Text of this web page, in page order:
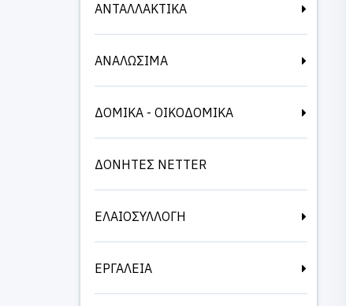
ΑΝΤΑΛΛΑΚΤΙΚΑ
ΑΝΑΛΩΣΙΜΑ
ΔΟΜΙΚΑ - ΟΙΚΟΔΟΜΙΚΑ
ΔΟΝΗΤΕΣ NETTER
ΕΛΑΙΟΣΥΛΛΟΓΗ
ΕΡΓΑΛΕΙΑ